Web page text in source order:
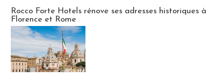
Rocco Forte Hotels rénove ses adresses historiques à
Florence et Rome